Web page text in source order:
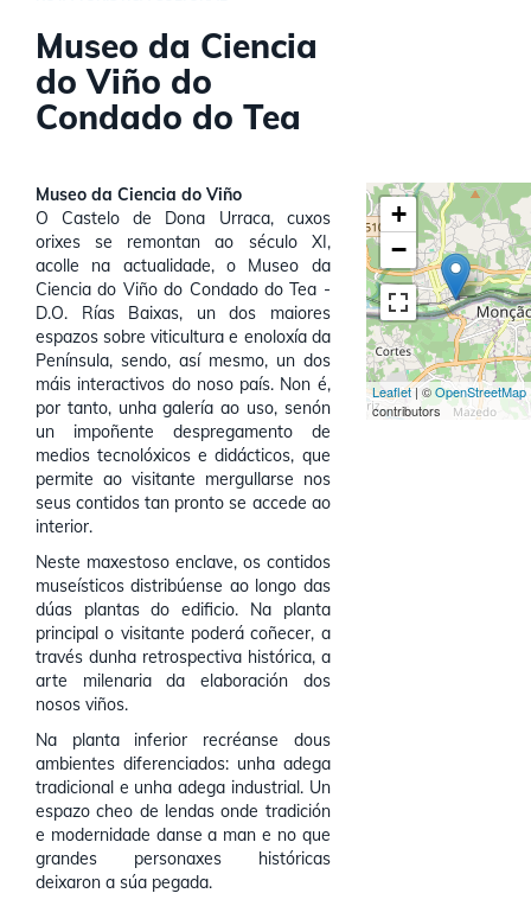
Museo da Ciencia
do Viño do
Condado do Tea
Museo da Ciencia do Viño
O Castelo de Dona Urraca, cuxos
orixes se remontan ao século XI,
acolle na actualidade, o Museo da
Ciencia do Viño do Condado do Tea -
D.O. Rías Baixas, un dos maiores
espazos sobre viticultura e enoloxía da
Península, sendo, así mesmo, un dos
máis interactivos do noso país. Non é,
por tanto, unha galería ao uso, senón
un impoñente despregamento de
medios tecnolóxicos e didácticos, que
permite ao visitante mergullarse nos
seus contidos tan pronto se accede ao
interior.
Neste maxestoso enclave, os contidos
museísticos distribúense ao longo das
dúas plantas do edificio. Na planta
principal o visitante poderá coñecer, a
través dunha retrospectiva histórica, a
arte milenaria da elaboración dos
nosos viños.
Na planta inferior recréanse dous
ambientes diferenciados: unha adega
tradicional e unha adega industrial. Un
espazo cheo de lendas onde tradición
e modernidade danse a man e no que
grandes personaxes históricas
deixaron a súa pegada.
+
−
Leaflet| ©OpenStreetMap
contributors